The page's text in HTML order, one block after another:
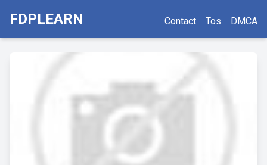
FDPLEARN Contact Tos DMCA